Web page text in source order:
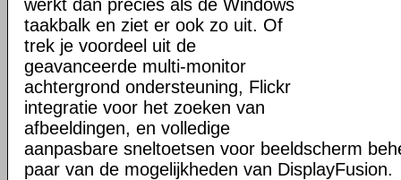
werkt dan precies als de Windows
taakbalk en ziet er ook zo uit. Of
trek je voordeel uit de
geavanceerde multi-monitor
achtergrond ondersteuning, Flickr
integratie voor het zoeken van
afbeeldingen, en volledige
aanpasbare sneltoetsen voor beeldscherm
paar van de mogelijkheden van DisplayFusion.